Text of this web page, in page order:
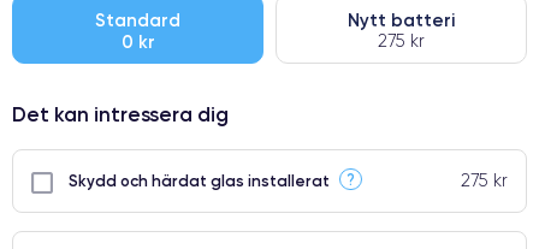
● Oklanderlig kvalitetsskärm
● Endast 5% av våra telefoner har premiumklassning
Standard
0 kr
Nytt batteri
275 kr
Det kan intressera dig
Skydd och härdat glas installerat ? 275 kr